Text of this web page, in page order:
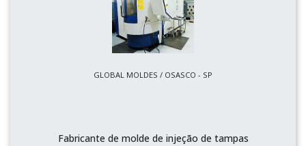
GLOBAL MOLDES / OSASCO - SP
Fabricante de molde de injeção de tampas